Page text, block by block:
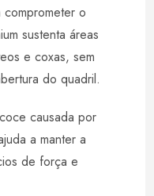
comprometer o
sustenta áreas
e coxas, sem
do quadril.
causada por
a manter a
de força e